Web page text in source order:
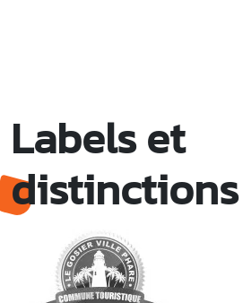
Labels et
distinctions